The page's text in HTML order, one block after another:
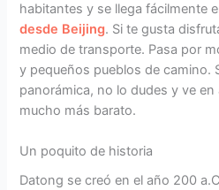
habitantes y se llega fácilmente
desde Beijing. Si te gusta
medio de transporte. Pasa por
y pequeños pueblos de camino.
panorámica, no lo dudes y ve
mucho más barato.
Un poquito de historia
Datong se creó en el año 200